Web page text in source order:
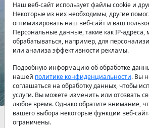
Previous
Наличие и актуальные цены по
Наш веб-сайт использует файлы cookie и
Некоторые из них необходимы, другие
оптимизировать наш веб-сайт и ваш
Персональные данные, такие как IP-адреса,
обрабатываться, например, для
или анализа эффективности рекламы.
Подробную информацию об обработке
нашей политике конфиденциальности. Вы
соглашаться на обработку данных, чтобы
услуги. Вы можете изменить или отозвать
любое время. Однако обратите внимание,
вашего выбора некоторые функции веб-
ограничены.